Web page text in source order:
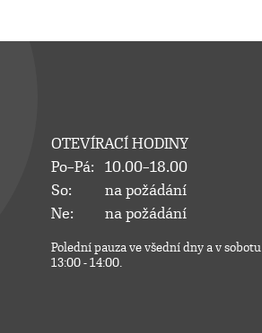
OTEVÍRACÍ HODINY
Po–Pá:
10.00–18.00
So:
na požádání
Ne:
na požádání
Polední pauza ve všední dny a v sobotu
13:00 - 14:00.